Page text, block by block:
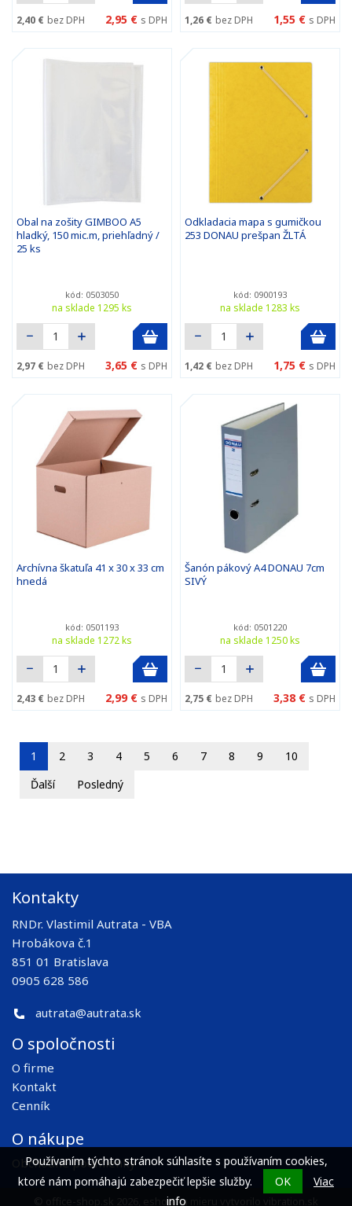
2,40 € bez DPH 2,95 € s DPH 1,26 € bez DPH 1,55 € s DPH
Obal na zošity GIMBOO A5
hladký, 150 mic.m, priehľadný /
25 ks
kód: 0503050
na sklade 1295 ks
2,97 € bez DPH 3,65 € s DPH
Odkladacia mapa s gumičkou
253 DONAU prešpan ŽLTÁ
kód: 0900193
na sklade 1283 ks
1,42 € bez DPH 1,75 € s DPH
Archívna škatuľa 41 x 30 x 33 cm
hnedá
kód: 0501193
na sklade 1272 ks
2,43 € bez DPH 2,99 € s DPH
Šanón pákový A4 DONAU 7cm
SIVÝ
kód: 0501220
na sklade 1250 ks
2,75 € bez DPH 3,38 € s DPH
1 2 3 4 5 6 7 8 9
10
Ďalší
Posledný
Kontakty
RNDr. Vlastimil Autrata - VBA
Hrobákova č.1
851 01 Bratislava
0905 628 586
autrata@autrata.sk
O spoločnosti
O firme
Kontakt
Cenník
O nákupe
Obchodné podmienky
eshop na mieru
Používaním týchto stránok súhlasíte s používaním cookies,
ktoré nám pomáhajú zabezpečiť lepšie služby.
OK
Viac
info